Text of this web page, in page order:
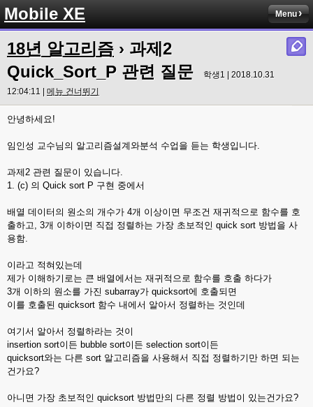
Mobile XE Menu
18년 알고리즘 › 과제2
Quick_Sort_P 관련 질문
학생1 | 2018.10.31
12:04:11 | 메뉴 건너뛰기
안녕하세요!
임인성 교수님의 알고리즘설계와분석 수업을 듣는 학생입니다.
과제2 관련 질문이 있습니다.
1. (c) 의 Quick sort P 구현 중에서
배열 데이터의 원소의 개수가 4개 이상이면 무조건 재귀적으로 함수를 호
출하고, 3개 이하이면 직접 정렬하는 가장 초보적인 quick sort 방법을 사
용함.
이라고 적혀있는데
제가 이해하기로는 큰 배열에서는 재귀적으로 함수를 호출 하다가
3개 이하의 원소를 가진 subarray가 quicksort에 호출되면
이를 호출된 quicksort 함수 내에서 알아서 정렬하는 것인데
여기서 알아서 정렬하라는 것이
insertion sort이든 bubble sort이든 selection sort이든
quicksort와는 다른 sort 알고리즘을 사용해서 직접 정렬하기만 하면 되는
건가요?
아니면 가장 초보적인 quicksort 방법만의 다른 정렬 방법이 있는건가요?